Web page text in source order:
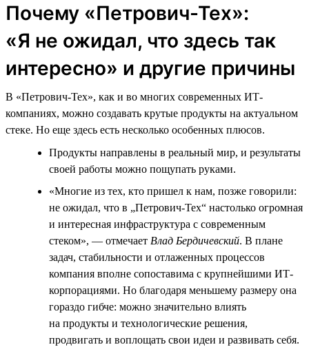
Почему «Петрович-Тех»:
«Я не ожидал, что здесь так
интересно» и другие причины
В «Петрович-Тех», как и во многих современных ИТ-
компаниях, можно создавать крутые продукты на актуальном
стеке. Но еще здесь есть несколько особенных плюсов.
Продукты направлены в реальный мир, и результаты
своей работы можно пощупать руками.
«Многие из тех, кто пришел к нам, позже говорили:
не ожидал, что в „Петрович-Тех“ настолько огромная
и интересная инфраструктура с современным
стеком», — отмечает Влад Бердичевский. В плане
задач, стабильности и отлаженных процессов
компания вполне сопоставима с крупнейшими ИТ-
корпорациями. Но благодаря меньшему размеру она
гораздо гибче: можно значительно влиять
на продукты и технологические решения,
продвигать и воплощать свои идеи и развивать себя.